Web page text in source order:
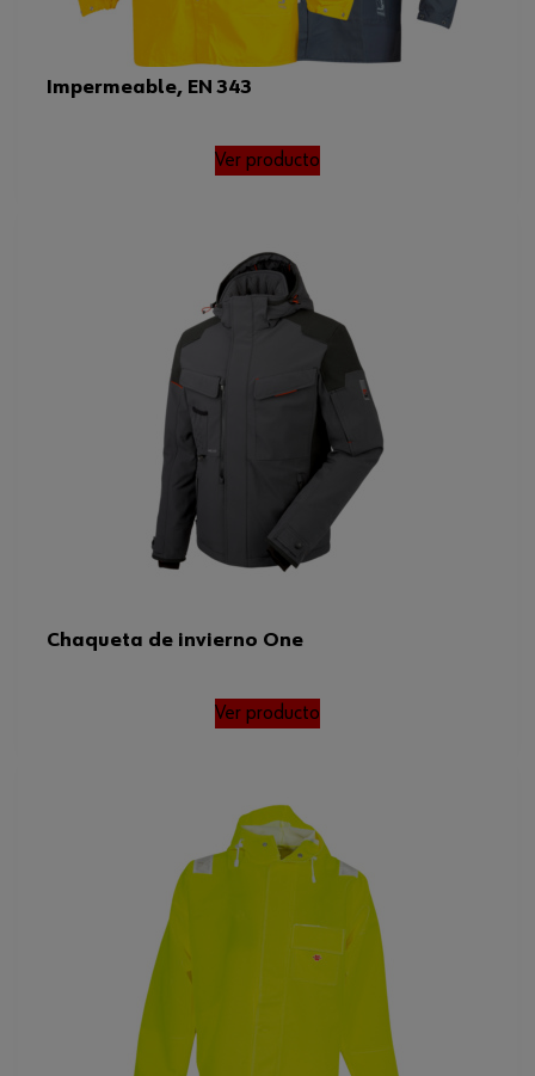
Impermeable, EN 343
Ver producto
Chaqueta de invierno One
Ver producto